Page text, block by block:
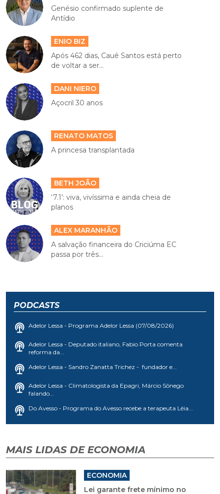
Genésio confirmado suplente de
Antídio
ENIO BIZ
Após 462 dias, Cauê Santos está perto
de voltar a ser...
DANI NIERO
Açocril 30 anos
RENATO MATOS
A princesa transplantada
BETH JOÃO
‘7.1’: viva, vivíssima e ainda cheia de
planos
ALEX MARANHÃO
A salvação financeira do Criciúma EC
passa por três...
PODCASTS
Adelor Lessa - Programa Adelor Lessa (07/08/2026)
Adelor Lessa - Deputado italiano, Fabio Porta comenta
reforma da...
Adelor Lessa - Sandro Zanatta Trichez - fundador e...
Adelor Lessa - Climatologista da Epagri, Márcio Sônego
falando...
Do Avesso - Programa do Avesso recebe a terapeuta Léia...
MAIS LIDAS DE ECONOMIA
ECONOMIA
Lei garante frete mínimo no